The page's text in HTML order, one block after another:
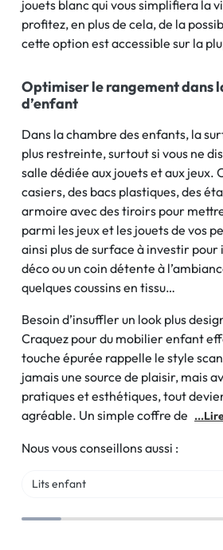
jouets blanc qui vous simplifiera la
profitez, en plus de cela, de la
cette option est accessible sur la
Optimiser le rangement dans
d’enfant
Dans la chambre des enfants, la
plus restreinte, surtout si vous ne
salle dédiée aux jouets et aux jeux.
casiers, des bacs plastiques, des
armoire avec des tiroirs pour
parmi les jeux et les jouets de vos
ainsi plus de surface à investir
déco ou un coin détente à
quelques coussins en tissu…
Besoin d’insuffler un look plus
Craquez pour du mobilier enfant
touche épurée rappelle le style
jamais une source de plaisir, mais
pratiques et esthétiques, tout
agréable. Un simple coffre de
Nous vous conseillons aussi :
Lits enfant